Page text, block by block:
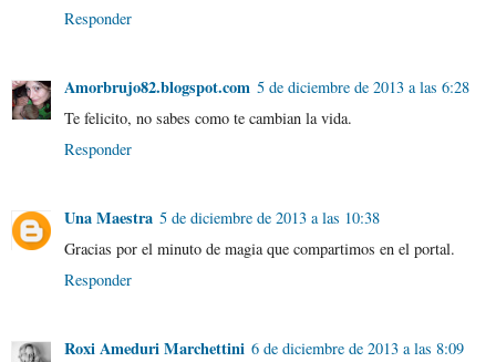
Responder
Amorbrujo82.blogspot.com 5 de diciembre de 2013 a las 6:28
Te felicito, no sabes como te cambian la vida.
Responder
Una Maestra 5 de diciembre de 2013 a las 10:38
Gracias por el minuto de magia que compartimos en el portal.
Responder
Roxi Ameduri Marchettini 6 de diciembre de 2013 a las 8:09